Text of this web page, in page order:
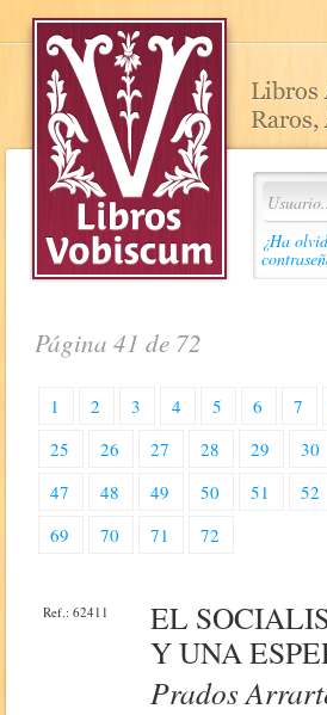
¿Ha
Página 41 de 72
1 2 3 4 5 6 7
25
26 27 28 29 30
47
48 49 50 51 52
69
70 71 72
Ref.: 62411
EL
Y UNA
Prados